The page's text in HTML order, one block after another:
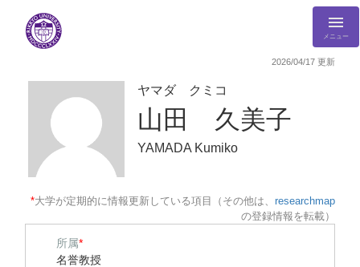
メニュー
2026/04/17 更新
ヤマダ クミコ
山田 久美子
YAMADA Kumiko
*大学が定期的に情報更新している項目（その他は、 researchmap
の登録情報を転載）
所属*
名誉教授